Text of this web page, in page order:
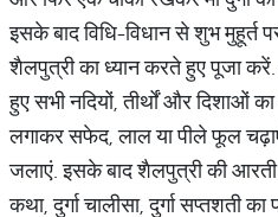
इसके बाद विधि-विधान से शुभ
शैलपुत्री का ध्यान करते हुए पूजा
हुए सभी नदियों, तीर्थों और दिशाओं
लगाकर सफेद, लाल या पीले फूल
जलाएं. इसके बाद शैलपुत्री की
कथा, दुर्गा चालीसा, दुर्गा सप्तशती